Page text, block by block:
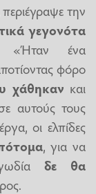
την
γεγονότα
«Ήταν ένα
φόρο
χάθηκαν και
αυτούς τους
οι ελπίδες
, για να
δε θα